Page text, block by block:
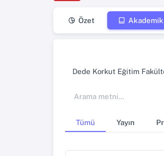
Özet Akademik
Dede Korkut Eğitim
Tümü Yayın